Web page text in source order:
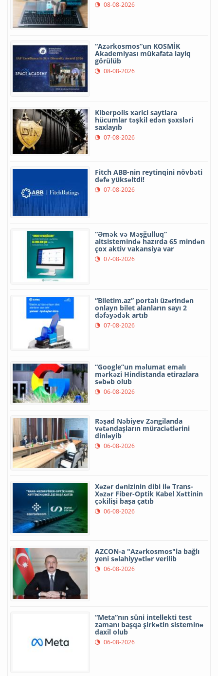
08-08-2026
“Azərkosmos”un KOSMİK
Akademiyası mükafata layiq
görülüb
08-08-2026
Kiberpolis xarici saytlara
hücumlar təşkil edən şəxsləri
saxlayıb
07-08-2026
Fitch ABB-nin reytinqini növbəti
dəfə yüksəltdi!
07-08-2026
“Əmək və Məşğulluq”
altsistemində hazırda 65 mindən
çox aktiv vakansiya var
07-08-2026
“Biletim.az” portalı üzərindən
onlayn bilet alanların sayı 2
dəfəyədək artıb
07-08-2026
“Google”un məlumat emalı
mərkəzi Hindistanda etirazlara
səbəb olub
06-08-2026
Rəşad Nəbiyev Zəngilanda
vətəndaşların müraciətlərini
dinləyib
06-08-2026
Xəzər dənizinin dibi ilə Trans-
Xəzər Fiber-Optik Kabel Xəttinin
çəkilişi başa çatıb
06-08-2026
AZCON-a "Azərkosmos"la bağlı
yeni səlahiyyətlər verilib
06-08-2026
“Meta”nın süni intellekti test
zamanı başqa şirkətin sisteminə
daxil olub
06-08-2026